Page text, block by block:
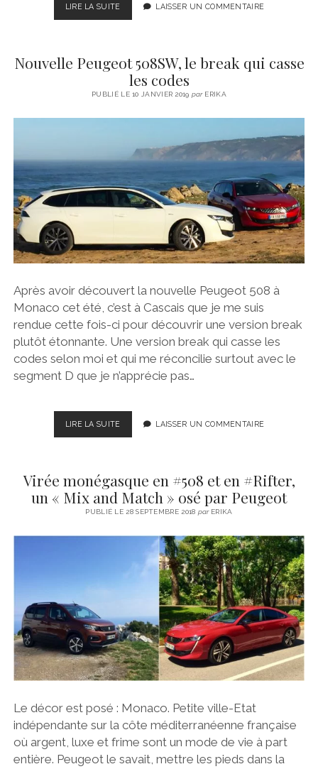
LIRE LA SUITE CITROËN
C3
DÉCOUVERTE
FAMILIALE
LAISSER UN COMMENTAIRE
Nouvelle Peugeot 508SW, le break qui casse
les codes
PUBLIÉ LE 10 JANVIER 2019 parERIKA
Après avoir découvert la nouvelle Peugeot 508 à
Monaco cet été, c’est à Cascais que je me suis
rendue cette fois-ci pour découvrir une version break
plutôt étonnante. Une version break qui casse les
codes selon moi et qui me réconcilie surtout avec le
segment D que je n’apprécie pas…
LIRE LA SUITE NOUVELLE
PEUGEOT
BREAK
QUI
CASSE
LAISSER UN COMMENTAIRE
Virée monégasque en #508 et en #Rifter,
un « Mix and Match » osé par Peugeot
PUBLIÉ LE 28 SEPTEMBRE 2018 parERIKA
Le décor est posé : Monaco. Petite ville-Etat
indépendante sur la côte méditerranéenne française
où argent, luxe et frime sont un mode de vie à part
entière. Peugeot le savait, mettre les pieds dans la